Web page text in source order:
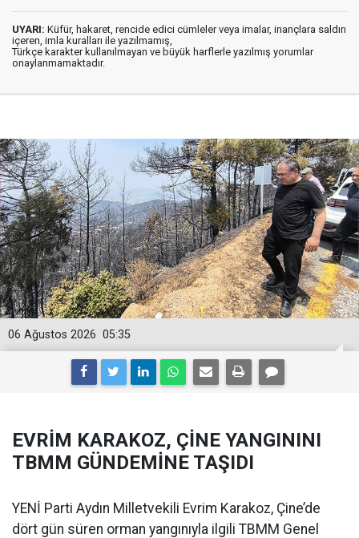
UYARI: Küfür, hakaret, rencide edici cümleler veya imalar, inançlara saldırı
içeren, imla kuralları ile yazılmamış,
Türkçe karakter kullanılmayan ve büyük harflerle yazılmış yorumlar
onaylanmamaktadır.
05:35
06 Ağustos 2026
EVRİM KARAKOZ, ÇİNE YANGININI
TBMM GÜNDEMİNE TAŞIDI
YENİ Parti Aydın Milletvekili Evrim Karakoz, Çine’de
dört gün süren orman yangınıyla ilgili TBMM Genel